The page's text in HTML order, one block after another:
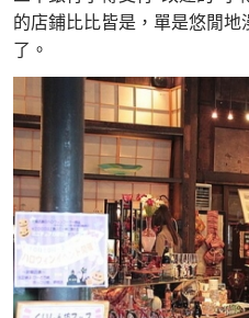
的店鋪比比皆是，單是悠閒
了。